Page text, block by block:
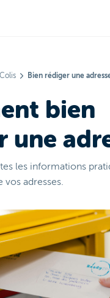
Bien rédiger une
bien
une
les informations
vos adresses.